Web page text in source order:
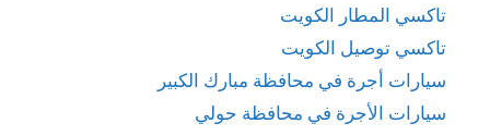
تاكسي المطار الكويت
تاكسي توصيل الكويت
سيارات أجرة في محافظة مبارك الكبير
سيارات الأجرة في محافظة حولي